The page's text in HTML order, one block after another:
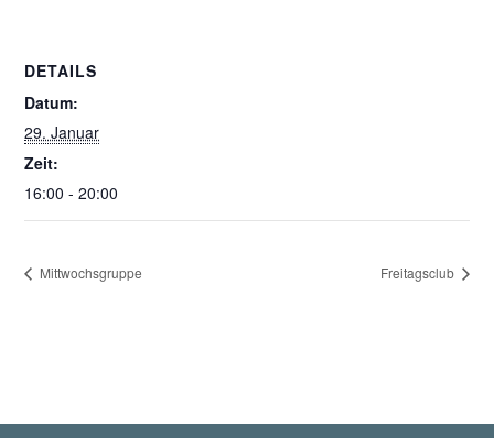
DETAILS
Datum:
29. Januar
Zeit:
16:00 - 20:00
Mittwochsgruppe Freitagsclub